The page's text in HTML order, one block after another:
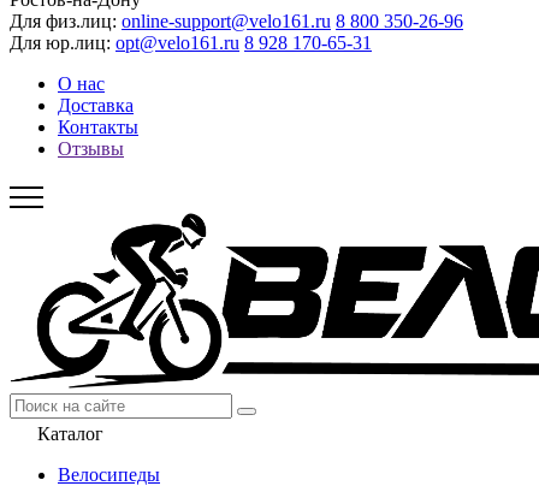
Для физ.лиц: online-support@velo161.ru 8 800 350-26-96
Для юр.лиц: opt@velo161.ru 8 928 170-65-31
О нас
Доставка
Контакты
Отзывы
Каталог
Велосипеды